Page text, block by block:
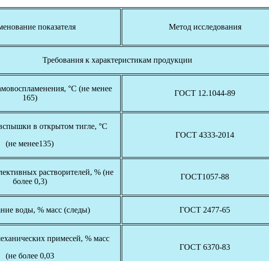
показателя Метод исследования
Требования к характеристикам продукции
°С (не менее
165)
ГОСТ 12.1044-89
в открытом тигле, °С
(не менее135)
ГОСТ 4333-2014
растворителей, % (не
более 0,3)
ГОСТ1057-88
воды, % масс (следы) ГОСТ 2477-65
примесей, % масс
(не более 0,03
ГОСТ 6370-83